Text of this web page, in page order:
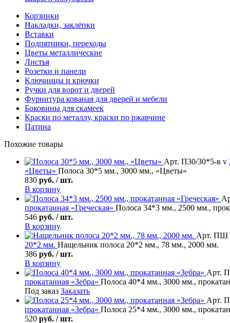
Корзинки
Накладки, заклёпки
Вставки
Подпятники, переходы
Цветы металлические
Листья
Розетки и панели
Ключницы и крючки
Ручки для ворот и дверей
Фурнитура кованая для дверей и мебели
Боковины для скамеек
Краски по металлу, краски по ржавчине
Патина
Похожие товары
Арт. П30/30*5-в v
«Цветы» Полоса 30*5 мм., 3000 мм., «Цветы»
830 руб. / шт.
В корзину
прокатанная «Греческая» Полоса 34*3 мм., 2500 мм.,
546 руб. / шт.
В корзину
Арт. ПШ
20*2 мм. Нащельник полоса 20*2 мм., 78 мм., 2000 мм.
386 руб. / шт.
В корзину
Арт.
прокатанная «Зебра» Полоса 40*4 мм., 3000 мм.,
Под заказ Заказать
Арт.
прокатанная «Зебра» Полоса 25*4 мм., 3000 мм.,
520 руб. / шт.